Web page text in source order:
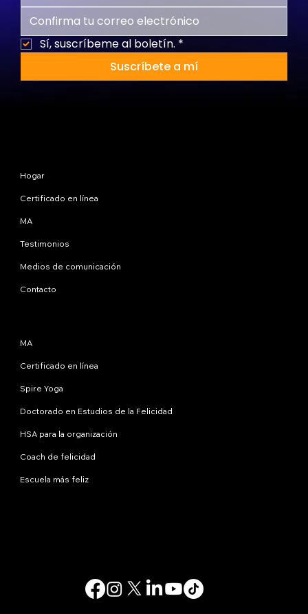
Sí, suscríbeme al boletín. *
Suscríbete a mí
Hogar
Certificado en línea
MA
Testimonios
Medios de comunicación
Contacto
MA
Certificado en línea
Spire Yoga
Doctorado en Estudios de la Felicidad
HSA para la organización
Coach de felicidad
Escuela más feliz